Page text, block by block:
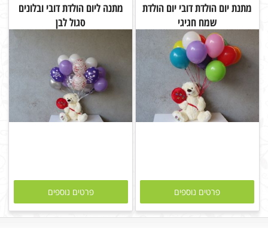
מתנת יום הולדת דובי יום הולדת
שמח חגיגי
פרטים נוספים
מתנה ליום הולדת דובי ובלונים
סגול לבן
פרטים נוספים